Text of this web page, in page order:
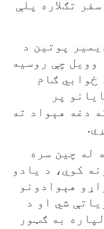
تګلاره پلې
پوتین د
نېټه وویل چې روسیه
ځوابي ګام
پر
دغه هېواد ته
.
له چین سره
کوي، د یادو
هېوادونو
شي او د
به ګټور